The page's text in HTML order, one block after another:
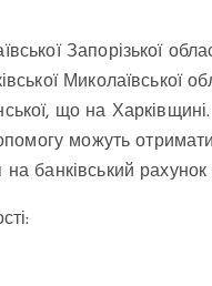
Запорізької
Миколаївської
що на Харківщині.
можуть
банківський рахунок